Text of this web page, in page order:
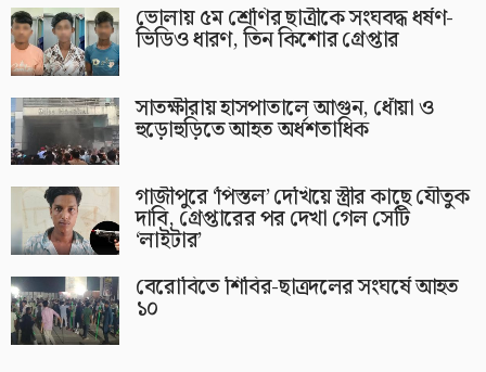
ভোলায় ৫ম শ্রেণির ছাত্রীকে সংঘবদ্ধ ধর্ষণ-
ভিডিও ধারণ, তিন কিশোর গ্রেপ্তার
সাতক্ষীরায় হাসপাতালে আগুন, ধোঁয়া ও
হুড়োহুড়িতে আহত অর্ধশতাধিক
গাজীপুরে ‘পিস্তল’ দেখিয়ে স্ত্রীর কাছে যৌতুক
দাবি, গ্রেপ্তারের পর দেখা গেল সেটি
‘লাইটার’
বেরোবিতে শিবির-ছাত্রদলের সংঘর্ষে আহত
১০